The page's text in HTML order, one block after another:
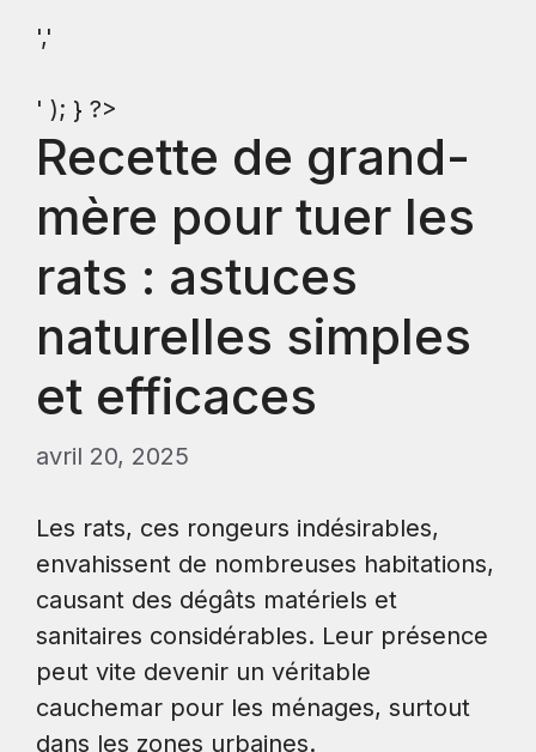
','
' ); } ?>
Recette de grand-
mère pour tuer les
rats : astuces
naturelles simples
et efficaces
avril 20, 2025
Les rats, ces rongeurs indésirables,
envahissent de nombreuses habitations,
causant des dégâts matériels et
sanitaires considérables. Leur présence
peut vite devenir un véritable
cauchemar pour les ménages, surtout
dans les zones urbaines.